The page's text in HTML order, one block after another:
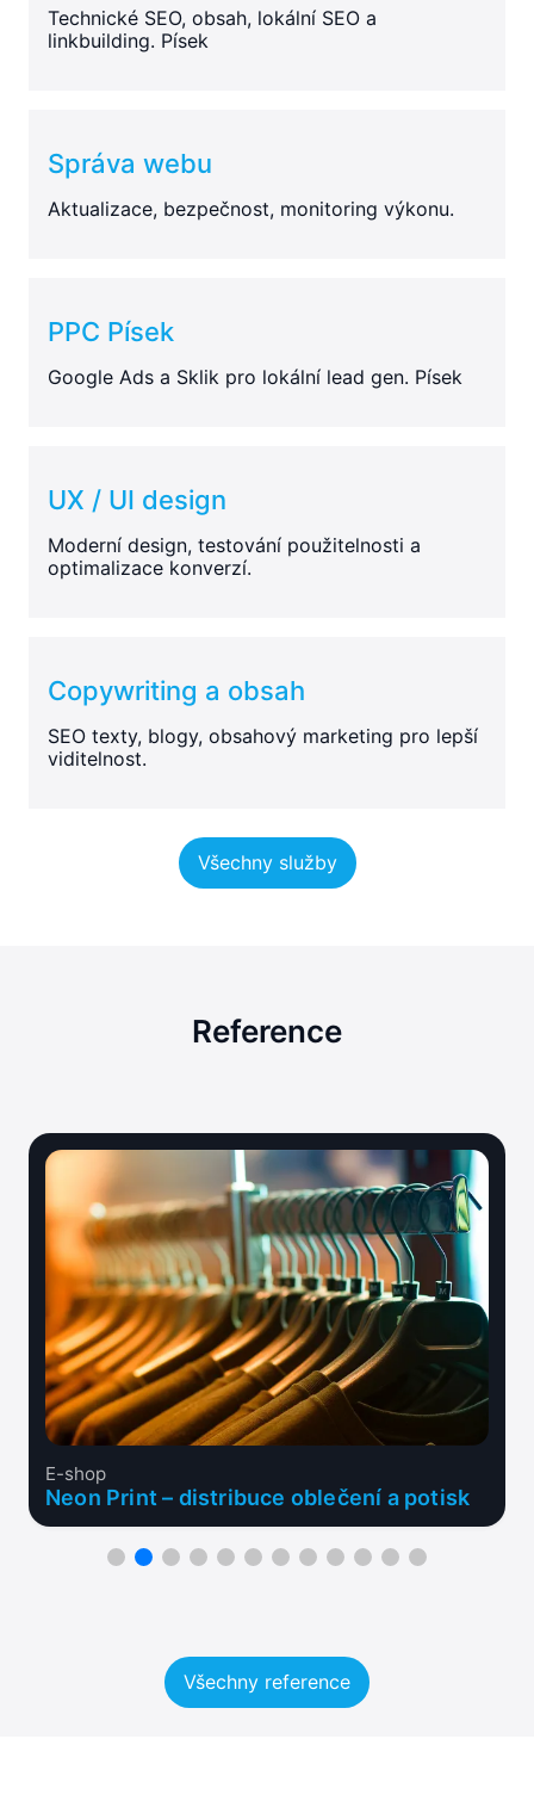
Technické SEO, obsah, lokální SEO a
linkbuilding. Písek
Správa webu
Aktualizace, bezpečnost, monitoring výkonu.
PPC Písek
Google Ads a Sklik pro lokální lead gen. Písek
UX / UI design
Moderní design, testování použitelnosti a
optimalizace konverzí.
Copywriting a obsah
SEO texty, blogy, obsahový marketing pro lepší
viditelnost.
Všechny služby
Reference
E-shop
Neon Print – distribuce oblečení a potisk
Všechny reference